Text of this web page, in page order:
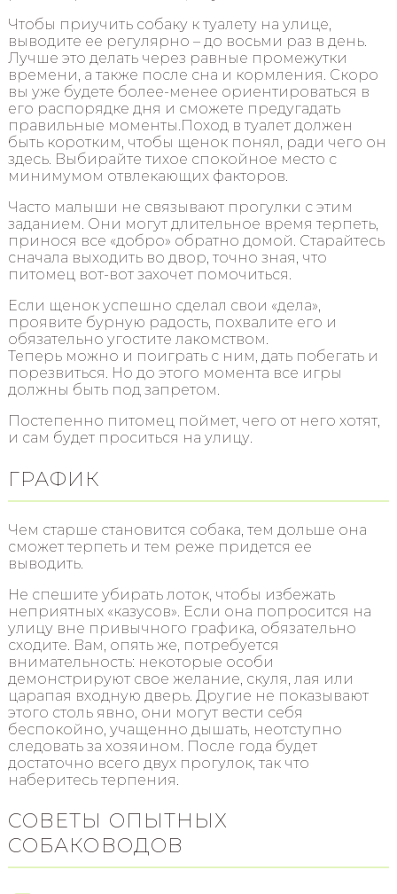
Чтобы приучить собаку к туалету на улице,
выводите ее регулярно – до восьми раз в день.
Лучше это делать через равные промежутки
времени, а также после сна и кормления. Скоро
вы уже будете более-менее ориентироваться в
его распорядке дня и сможете предугадать
правильные моменты.Поход в туалет должен
быть коротким, чтобы щенок понял, ради чего он
здесь. Выбирайте тихое спокойное место с
минимумом отвлекающих факторов.
Часто малыши не связывают прогулки с этим
заданием. Они могут длительное время терпеть,
принося все «добро» обратно домой. Старайтесь
сначала выходить во двор, точно зная, что
питомец вот-вот захочет помочиться.
Если щенок успешно сделал свои «дела»,
проявите бурную радость, похвалите его и
обязательно угостите лакомством.
Теперь можно и поиграть с ним, дать побегать и
порезвиться. Но до этого момента все игры
должны быть под запретом.
Постепенно питомец поймет, чего от него хотят,
и сам будет проситься на улицу.
ГРАФИК
Чем старше становится собака, тем дольше она
сможет терпеть и тем реже придется ее
выводить.
Не спешите убирать лоток, чтобы избежать
неприятных «казусов». Если она попросится на
улицу вне привычного графика, обязательно
сходите. Вам, опять же, потребуется
внимательность: некоторые особи
демонстрируют свое желание, скуля, лая или
царапая входную дверь. Другие не показывают
этого столь явно, они могут вести себя
беспокойно, учащенно дышать, неотступно
следовать за хозяином. После года будет
достаточно всего двух прогулок, так что
наберитесь терпения.
СОВЕТЫ ОПЫТНЫХ
СОБАКОВОДОВ